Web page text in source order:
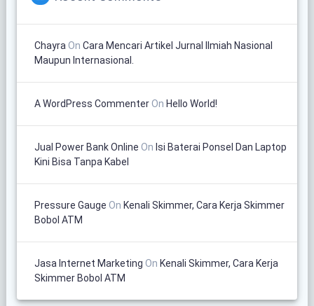
Chayra On Cara Mencari Artikel Jurnal Ilmiah Nasional
Maupun Internasional.
A WordPress CommenterOn Hello World!
Jual Power Bank Online On Isi Baterai Ponsel Dan Laptop
Kini Bisa Tanpa Kabel
Pressure Gauge On Kenali Skimmer, Cara Kerja Skimmer
Bobol ATM
Jasa Internet Marketing On Kenali Skimmer, Cara Kerja
Skimmer Bobol ATM